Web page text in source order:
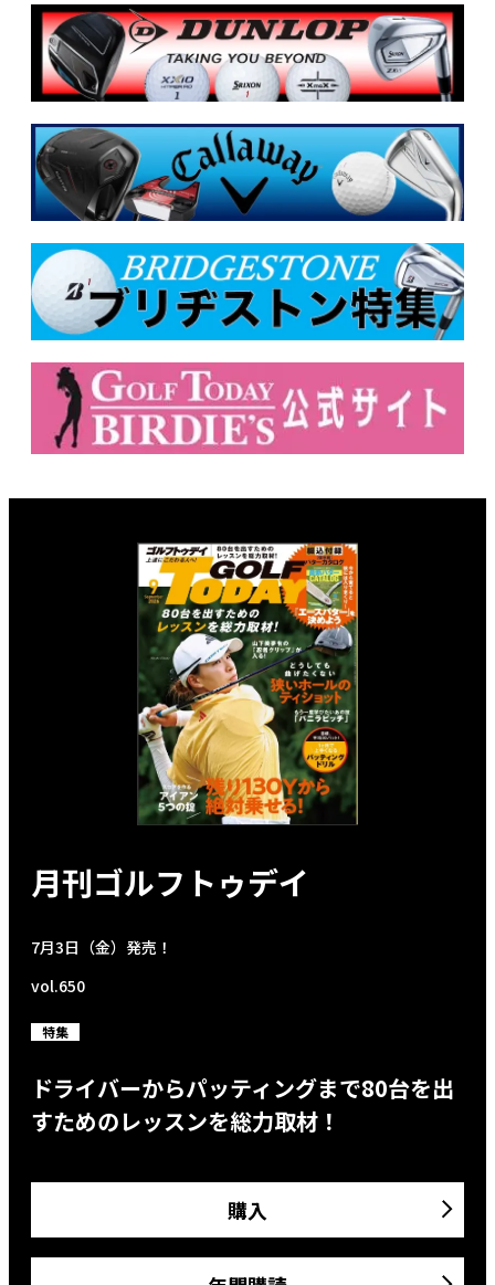
月刊ゴルフトゥデイ
7月3日（金）発売！
vol.650
特集
ドライバーからパッティングまで80台を出
すためのレッスンを総力取材！
購入